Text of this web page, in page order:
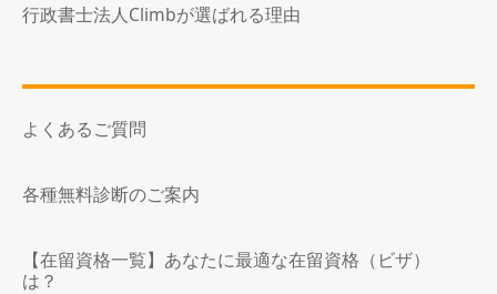
行政書士法人Climbが選ばれる理由
よくあるご質問
各種無料診断のご案内
【在留資格一覧】あなたに最適な在留資格（ビザ）
は？